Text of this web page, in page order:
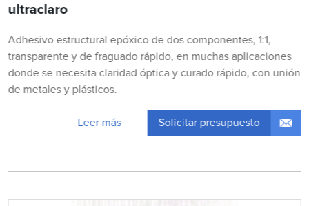
ultraclaro
Adhesivo estructural epóxico de dos componentes, 1:1,
transparente y de fraguado rápido, en muchas aplicaciones
donde se necesita claridad óptica y curado rápido, con unión
de metales y plásticos.
Leer más Solicitar presupuesto